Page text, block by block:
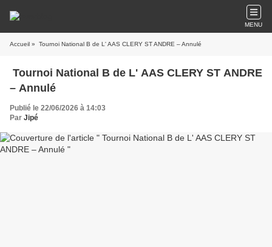
MENU
Accueil » Tournoi National B de L' AAS CLERY ST ANDRE – Annulé
Tournoi National B de L' AAS CLERY ST ANDRE
– Annulé
Publié le 22/06/2026 à 14:03
Par Jipé